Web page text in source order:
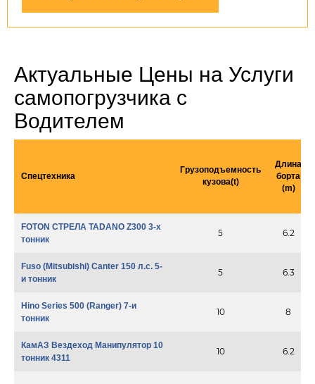
Актуальные Цены на Услуги
самопогрузчика с
Водителем
Спецтехника
Грузоподъемность
кузова(t)
Длина
борта
(m)
FOTON СТРЕЛА TADANO Z300 3-х
тонник
5 6.2
Fuso (Mitsubishi) Canter 150 л.с. 5-
и тонник
5 6.3
Hino Series 500 (Ranger) 7-и
тонник
10 8
КамАЗ Вездеход Манипулятор 10
тонник 4311
10 6.2